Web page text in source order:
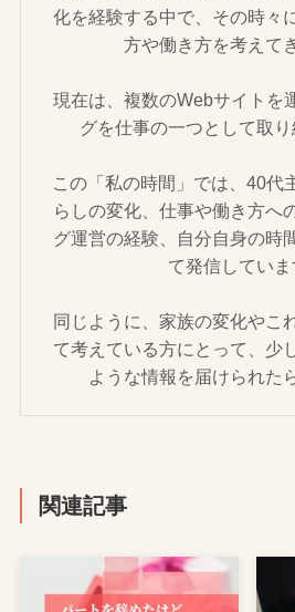
化を経験する中で、その時々
方や働き方を考えて
現在は、複数のWebサイトを
グを仕事の一つとして取り
この「私の時間」では、40代
らしの変化、仕事や働き方へ
グ運営の経験、自分自身の時
て発信していま
同じように、家族の変化やこ
て考えている方にとって、少
ような情報を届けられた
関連記事